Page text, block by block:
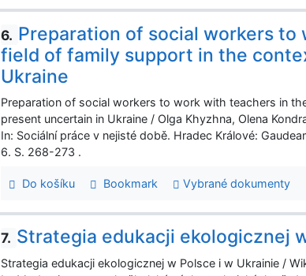
6. Preparation of social workers
field of family support in the
Ukraine
Preparation of social workers to work with teachers in
present uncertain in Ukraine / Olga Khyzhna, Olena
In: Sociální práce v nejisté době. Hradec Králové:
6. S. 268-273 .
Do košíku Bookmark Vybrané dokumenty
7. Strategia edukacji ekologicznej
Strategia edukacji ekologicznej w Polsce i w Ukrainie /